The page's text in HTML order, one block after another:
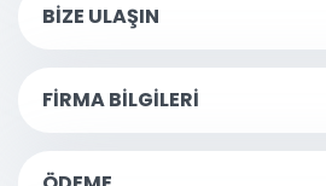
BİZE ULAŞIN
FİRMA BİLGİLERİ